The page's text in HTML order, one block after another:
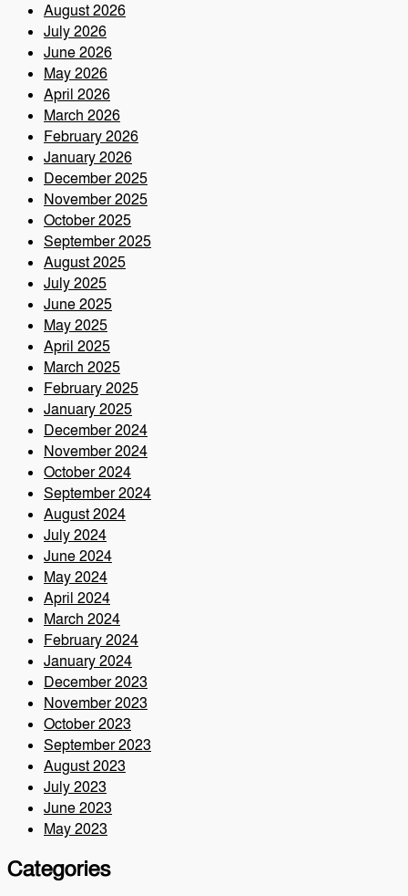
August 2026
July 2026
June 2026
May 2026
April 2026
March 2026
February 2026
January 2026
December 2025
November 2025
October 2025
September 2025
August 2025
July 2025
June 2025
May 2025
April 2025
March 2025
February 2025
January 2025
December 2024
November 2024
October 2024
September 2024
August 2024
July 2024
June 2024
May 2024
April 2024
March 2024
February 2024
January 2024
December 2023
November 2023
October 2023
September 2023
August 2023
July 2023
June 2023
May 2023
Categories